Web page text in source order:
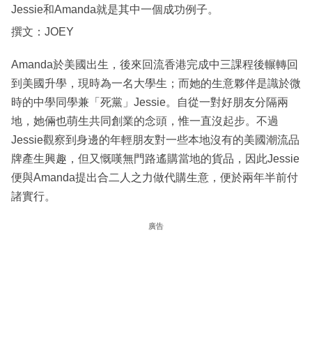
Jessie和Amanda就是其中一個成功例子。
撰文：JOEY
Amanda於美國出生，後來回流香港完成中三課程後輾轉回
到美國升學，現時為一名大學生；而她的生意夥伴是識於微
時的中學同學兼「死黨」Jessie。自從一對好朋友分隔兩
地，她倆也萌生共同創業的念頭，惟一直沒起步。不過
Jessie觀察到身邊的年輕朋友對一些本地沒有的美國潮流品
牌產生興趣，但又慨嘆無門路遙購當地的貨品，因此Jessie
便與Amanda提出合二人之力做代購生意，便於兩年半前付
諸實行。
廣告